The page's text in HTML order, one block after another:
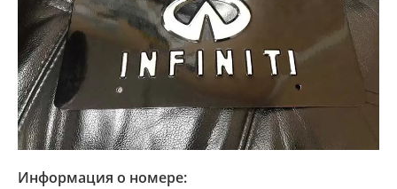
Информация о номере: